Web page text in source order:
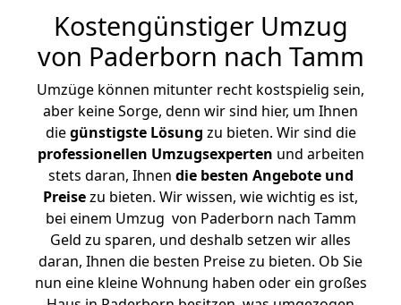
Kostengünstiger Umzug
von Paderborn nach Tamm
Umzüge können mitunter recht kostspielig sein,
aber keine Sorge, denn wir sind hier, um Ihnen
diegünstigste Lösung zu bieten. Wir sind die
professionellen Umzugsexperten und arbeiten
stets daran, Ihnen die besten Angebote und
Preisezu bieten. Wir wissen, wie wichtig es ist,
bei einem Umzug von Paderborn nach Tamm
Geld zu sparen, und deshalb setzen wir alles
daran, Ihnen die besten Preise zu bieten. Ob Sie
nun eine kleine Wohnung haben oder ein großes